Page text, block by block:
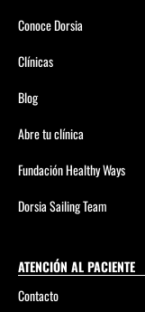
Conoce Dorsia
Clínicas
Blog
Abre tu clínica
Fundación Healthy Ways
Dorsia Sailing Team
ATENCIÓN AL PACIENTE
Contacto